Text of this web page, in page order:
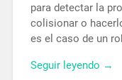
para detectar la
colisionar o
es el caso de un
Seguir leyendo →